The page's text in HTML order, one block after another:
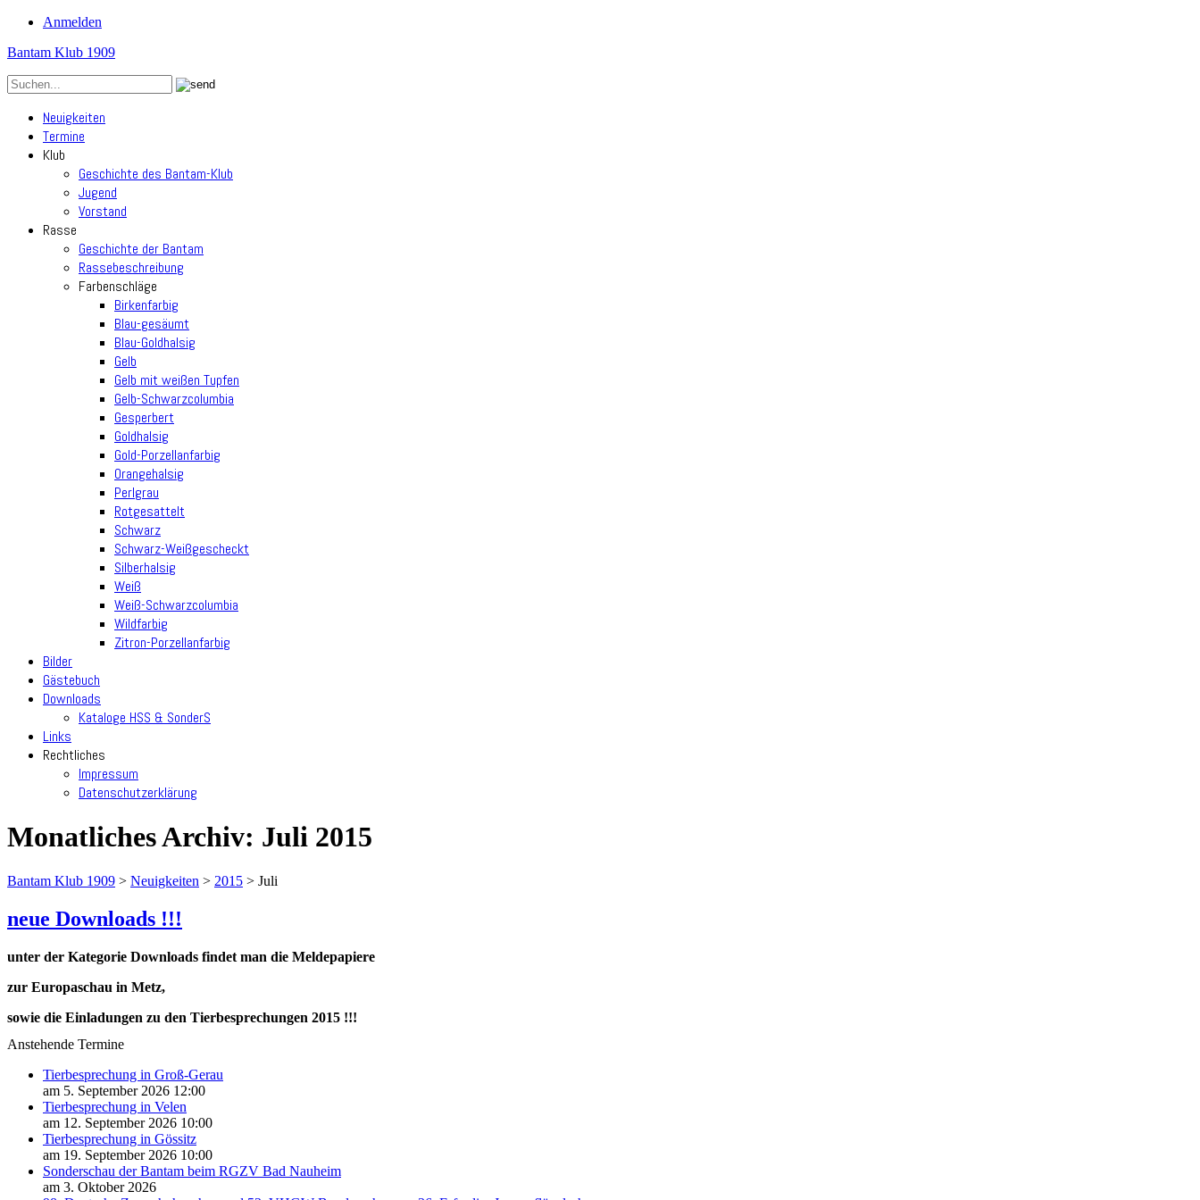
Anmelden
Bantam Klub 1909
Neuigkeiten
Termine
Klub
Geschichte des Bantam-Klub
Jugend
Vorstand
Rasse
Geschichte der Bantam
Rassebeschreibung
Farbenschläge
Birkenfarbig
Blau-gesäumt
Blau-Goldhalsig
Gelb
Gelb mit weißen Tupfen
Gelb-Schwarzcolumbia
Gesperbert
Goldhalsig
Gold-Porzellanfarbig
Orangehalsig
Perlgrau
Rotgesattelt
Schwarz
Schwarz-Weißgescheckt
Silberhalsig
Weiß
Weiß-Schwarzcolumbia
Wildfarbig
Zitron-Porzellanfarbig
Bilder
Gästebuch
Downloads
Kataloge HSS & SonderS
Links
Rechtliches
Impressum
Datenschutzerklärung
Monatliches Archiv: Juli 2015
Bantam Klub 1909 > Neuigkeiten > 2015 > Juli
neue Downloads !!!
unter der Kategorie Downloads findet man die Meldepapiere
zur Europaschau in Metz,
sowie die Einladungen zu den Tierbesprechungen 2015 !!!
Anstehende Termine
Tierbesprechung in Groß-Gerau
am 5. September 2026 12:00
Tierbesprechung in Velen
am 12. September 2026 10:00
Tierbesprechung in Gössitz
am 19. September 2026 10:00
Sonderschau der Bantam beim RGZV Bad Nauheim
am 3. Oktober 2026